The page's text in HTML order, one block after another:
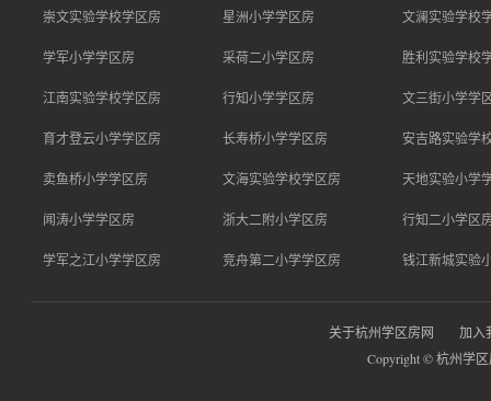
崇文实验学校学区房 星洲小学学区房 文澜实验学校
学军小学学区房 采荷二小学区房 胜利实验学校
江南实验学校学区房 行知小学学区房 文三街小学学
育才登云小学学区房 长寿桥小学学区房 安吉路实验学
卖鱼桥小学学区房 文海实验学校学区房 天地实验小学
闻涛小学学区房 浙大二附小学区房 行知二小学区
学军之江小学学区房 竞舟第二小学学区房 钱江新城实验
关于杭州学区房网
加入
Copyright © 杭州学